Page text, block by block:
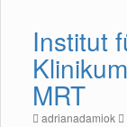
Institut
MRT
adrianadamiok